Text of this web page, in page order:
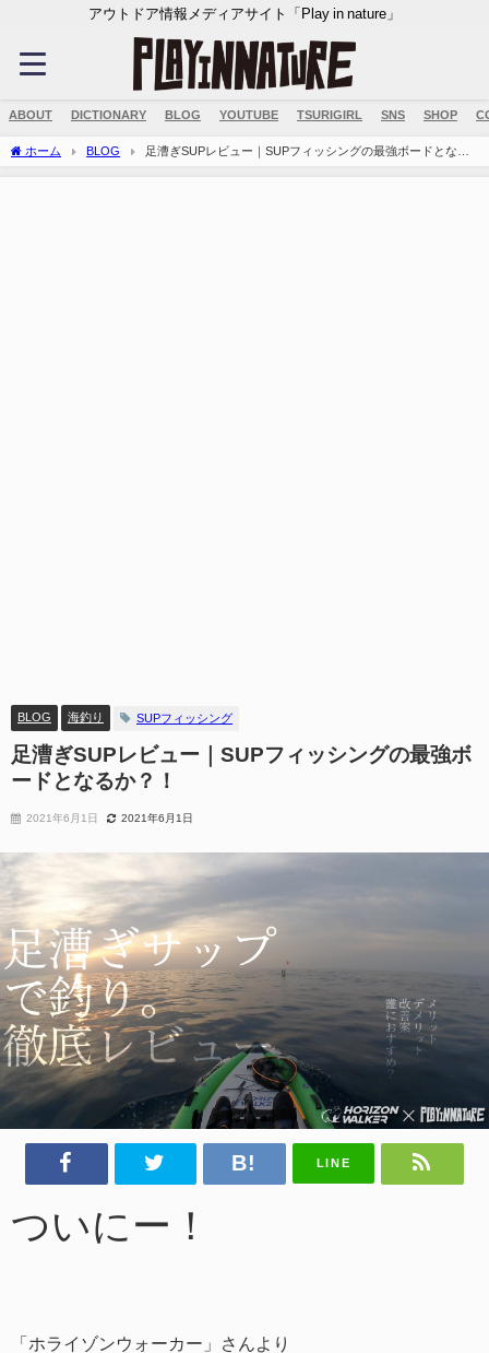
アウトドア情報メディアサイト「Play in nature」
ABOUT DICTIONARY BLOG YOUTUBE TSURIGIRL SNS SHOP
ホーム BLOG
足漕ぎSUPレビュー｜SUPフィッシングの最強ボードとなる
BLOG 海釣り SUPフィッシング
足漕ぎSUPレビュー｜SUPフィッシングの最強ボ
ードとなるか？！
2021年6月1日 2021年6月1日
LINE
ついにー！
「ホライゾンウォーカー」さんより